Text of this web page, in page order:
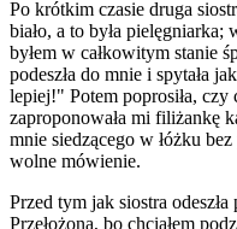
Po krótkim czasie druga
biało, a to była
byłem w całkowitym stanie
podeszła do mnie i spytała
lepiej!" Potem poprosiła,
zaproponowała mi filiżankę
mnie siedzącego w łóżku
wolne mówienie.
Przed tym jak siostra
Przełożoną, bo chciałem